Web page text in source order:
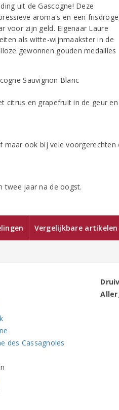
uit de Gascogne! Deze
aroma's en een
voor zijn geld. Eigenaar Laure
als witte-wijnmaakster in de
gewonnen gouden medailles
citrus en grapefruit in de geur
maar ook bij vele voorgerechten
twee jaar na de oogst.
Vergelijkbare artikelen
des Cassagnoles